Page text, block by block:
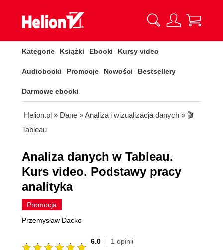
Kategorie Książki Ebooki Kursy video
Audiobooki Promocje Nowości Bestsellery
Darmowe ebooki
Helion.pl » Dane »Analiza i wizualizacja danych » 🎬
Tableau
Analiza danych w Tableau.
Kurs video. Podstawy pracy
analityka
Promocja
Przemysław Dacko
6.0 1 opinii